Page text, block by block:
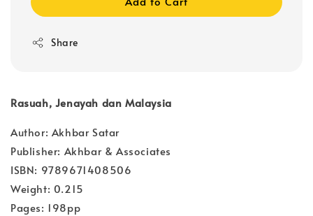
Share
Rasuah, Jenayah dan Malaysia
Author: Akhbar Satar
Publisher: Akhbar & Associates
ISBN: 9789671408506
Weight: 0.215
Pages: 198pp